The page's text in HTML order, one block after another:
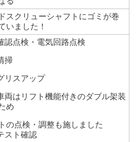
スクリューシャフトにゴミが巻
いました！
認点検・電気回路点検
掃
リスアップ
両はリフト機能付きのダブル架装
め
の点検・調整も施しました
スト確認